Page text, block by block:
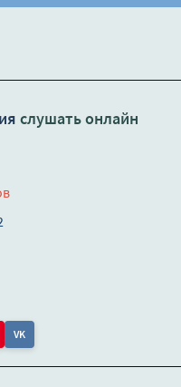
слушать онлайн
VK